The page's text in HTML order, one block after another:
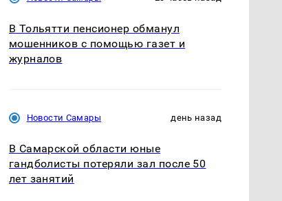
В Тольятти пенсионер обманул
мошенников с помощью газет и
журналов
Новости Самары день назад
В Самарской области юные
гандболисты потеряли зал после 50
лет занятий